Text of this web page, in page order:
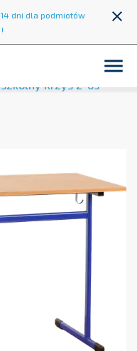
dni dla podmiotów
close

Krzesła i stoły
szkolny Krzyś 2-os